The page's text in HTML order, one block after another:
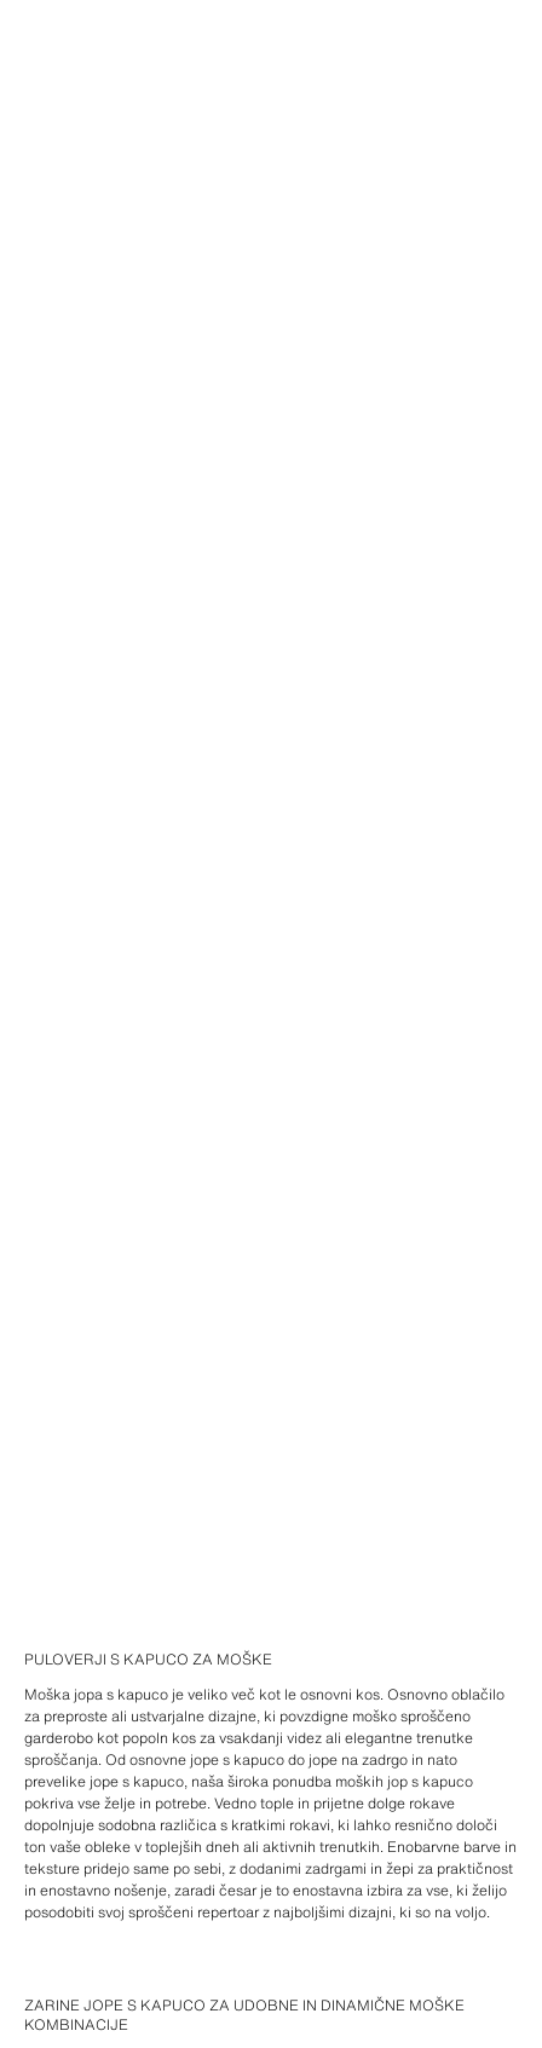
PULOVERJI S KAPUCO ZA MOŠKE
Moška jopa s kapuco je veliko več kot le osnovni kos. Osnovno oblačilo
za preproste ali ustvarjalne dizajne, ki povzdigne moško sproščeno
garderobo kot popoln kos za vsakdanji videz ali elegantne trenutke
sproščanja. Od osnovne jope s kapuco do jope na zadrgo in nato
prevelike jope s kapuco, naša široka ponudba moških jop s kapuco
pokriva vse želje in potrebe. Vedno tople in prijetne dolge rokave
dopolnjuje sodobna različica s kratkimi rokavi, ki lahko resnično določi
ton vaše obleke v toplejših dneh ali aktivnih trenutkih. Enobarvne barve in
teksture pridejo same po sebi, z dodanimi zadrgami in žepi za praktičnost
in enostavno nošenje, zaradi česar je to enostavna izbira za vse, ki želijo
posodobiti svoj sproščeni repertoar z najboljšimi dizajni, ki so na voljo.
ZARINE JOPE S KAPUCO ZA UDOBNE IN DINAMIČNE MOŠKE
KOMBINACIJE